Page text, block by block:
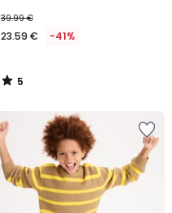
39.99 €
23.59 € -41%
5
/